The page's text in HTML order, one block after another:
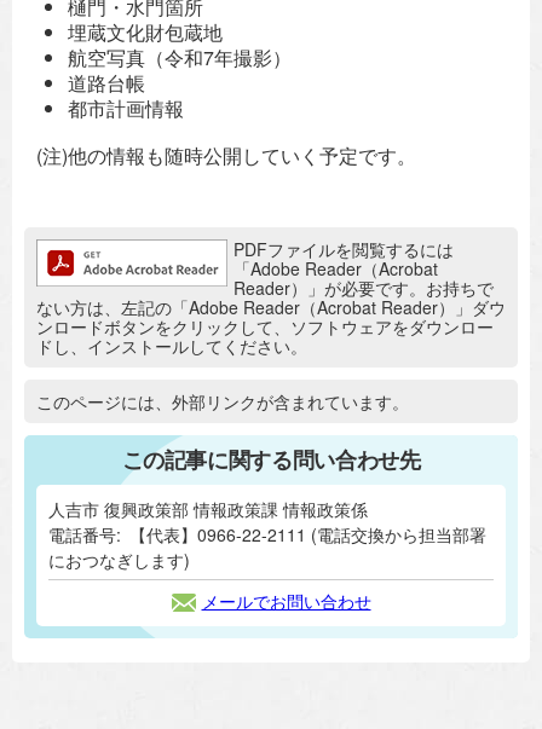
樋門・水門箇所
埋蔵文化財包蔵地
航空写真（令和7年撮影）
道路台帳
都市計画情報
(注)他の情報も随時公開していく予定です。
追加情報：PDFファイルPDFファイルを閲覧するには
「Adobe Reader（Acrobat
Reader）」が必要です。お持ちで
ない方は、左記の「Adobe Reader（Acrobat Reader）」ダウ
ンロードボタンをクリックして、ソフトウェアをダウンロー
ドし、インストールしてください。
追加情報：外部リンク
このページには、外部リンクが含まれています。
この記事に関する問い合わせ先
人吉市 復興政策部 情報政策課 情報政策係
電話番号:
【代表】0966-22-2111 (電話交換から担当部署
におつなぎします)
メールでお問い合わせ